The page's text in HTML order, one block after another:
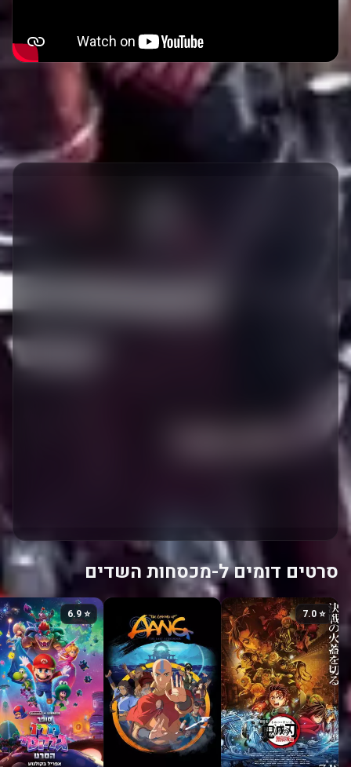
סרטים דומים ל-מכסחות השדים
⭐ 7.0
⭐ 6.9